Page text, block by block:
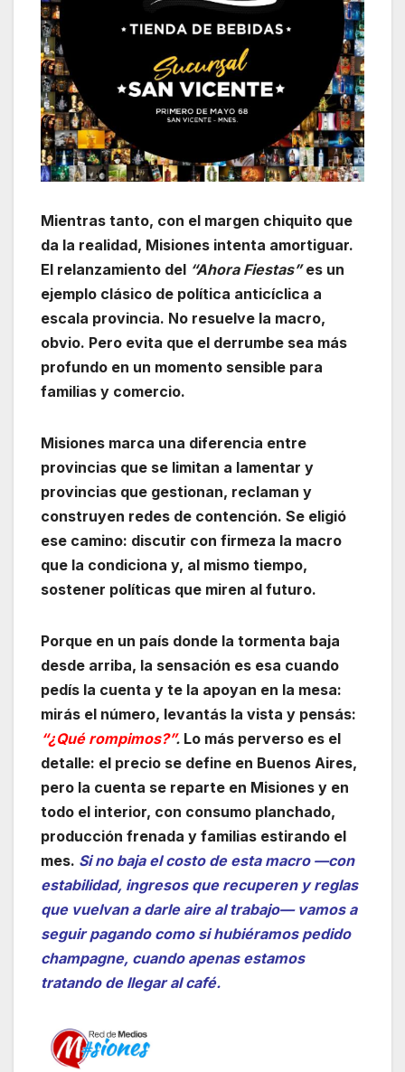
Mientras tanto, con el margen chiquito que
da la realidad, Misiones intenta amortiguar.
El relanzamiento del “Ahora Fiestas”es un
ejemplo clásico de política anticíclica a
escala provincia. No resuelve la macro,
obvio. Pero evita que el derrumbe sea más
profundo en un momento sensible para
familias y comercio.
Misiones marca una diferencia entre
provincias que se limitan a lamentar y
provincias que gestionan, reclaman y
construyen redes de contención. Se eligió
ese camino: discutir con firmeza la macro
que la condiciona y, al mismo tiempo,
sostener políticas que miren al futuro.
Porque en un país donde la tormenta baja
desde arriba, la sensación es esa cuando
pedís la cuenta y te la apoyan en la mesa:
mirás el número, levantás la vista y pensás:
“¿Qué rompimos?”. Lo más perverso es el
detalle: el precio se define en Buenos Aires,
pero la cuenta se reparte en Misiones y en
todo el interior, con consumo planchado,
producción frenada y familias estirando el
mes. Si no baja el costo de esta macro —con
estabilidad, ingresos que recuperen y reglas
que vuelvan a darle aire al trabajo— vamos a
seguir pagando como si hubiéramos pedido
champagne, cuando apenas estamos
tratando de llegar al café.